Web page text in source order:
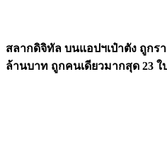
สลากดิจิทัล บนแอปฯเป๋าตัง ถูกร
ล้านบาท ถูกคนเดียวมากสุด 23 ใ